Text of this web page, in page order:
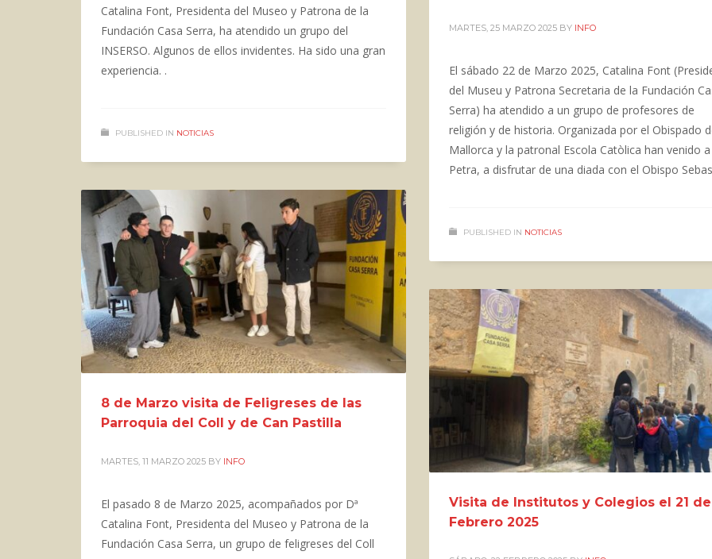
Catalina Font, Presidenta del Museo y Patrona de la
Fundación Casa Serra, ha atendido un grupo del
INSERSO. Algunos de ellos invidentes. Ha sido una gran
experiencia. .
PUBLISHED IN NOTICIAS
MARTES, 25 MARZO 2025 BY INFO
El sábado 22 de Marzo 2025, Catalina Font
del Museu y Patrona Secretaria de la Fundación
Serra) ha atendido a un grupo de profesores de
religión y de historia. Organizada por el Obispado
Mallorca y la patronal Escola Catòlica han venido a
Petra, a disfrutar de una diada con el Obispo
PUBLISHED IN NOTICIAS
8 de Marzo visita de Feligreses de las
Parroquia del Coll y de Can Pastilla
MARTES, 11 MARZO 2025 BY INFO
El pasado 8 de Marzo 2025, acompañados por Dª
Catalina Font, Presidenta del Museo y Patrona de la
Fundación Casa Serra, un grupo de feligreses del Coll
Visita de Institutos y Colegios el 21 de
Febrero 2025